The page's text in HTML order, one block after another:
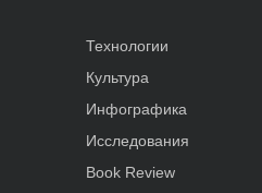
Технологии
Культура
Инфографика
Исследования
Book Review